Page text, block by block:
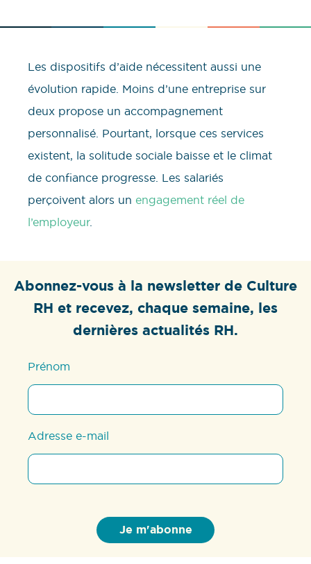
Les dispositifs d’aide nécessitent aussi une
évolution rapide. Moins d’une entreprise sur
deux propose un accompagnement
personnalisé. Pourtant, lorsque ces services
existent, la solitude sociale baisse et le climat
de confiance progresse. Les salariés
perçoivent alors un engagement réel de
l’employeur.
Abonnez-vous à la newsletter de Culture
RH et recevez, chaque semaine, les
dernières actualités RH.
Prénom
Adresse e-mail